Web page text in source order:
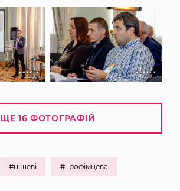
ЩЕ 16 ФОТОГРАФІЙ
#нішеві #Трофімцева